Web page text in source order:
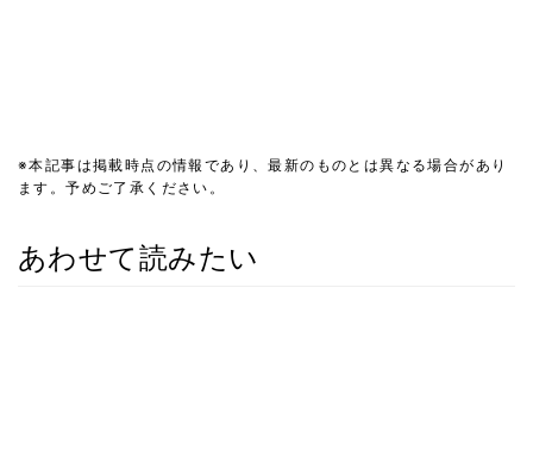
※本記事は掲載時点の情報であり、最新のものとは異なる場合があり
ます。予めご了承ください。
あわせて読みたい